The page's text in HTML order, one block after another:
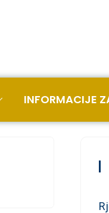
INFORMACIJE